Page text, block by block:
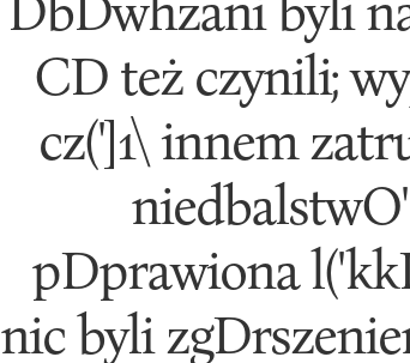
CD też czynili;
cz(']1\ innem
pDprawiona
nic byli